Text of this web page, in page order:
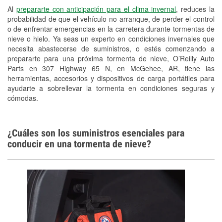
Al prepararte con anticipación para el clima invernal, reduces la
probabilidad de que el vehículo no arranque, de perder el control
o de enfrentar emergencias en la carretera durante tormentas de
nieve o hielo. Ya seas un experto en condiciones invernales que
necesita abastecerse de suministros, o estés comenzando a
prepararte para una próxima tormenta de nieve, O’Reilly Auto
Parts en 307 Highway 65 N, en McGehee, AR, tiene las
herramientas, accesorios y dispositivos de carga portátiles para
ayudarte a sobrellevar la tormenta en condiciones seguras y
cómodas.
Snowstorm Supplies
Tornado Supplies
Conoce más
¿Cuáles son los suministros esenciales para
conducir en una tormenta de nieve?